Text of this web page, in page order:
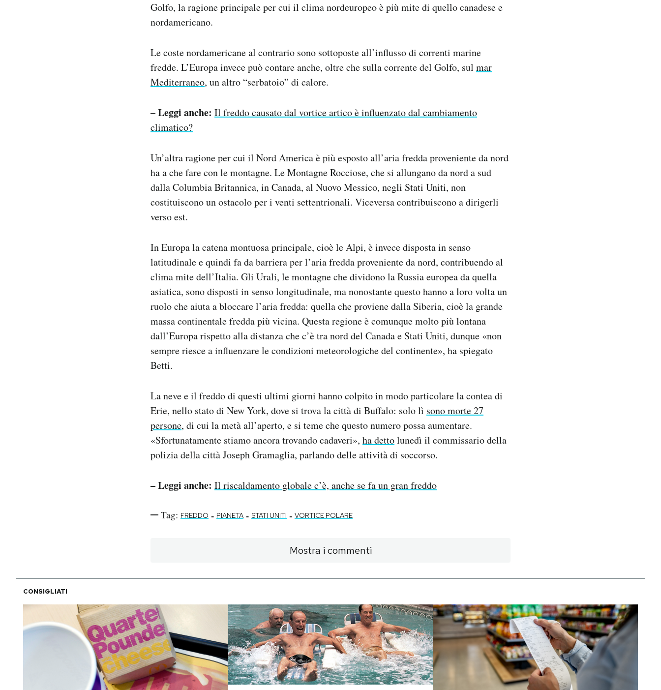
Golfo, la ragione principale per cui il clima nordeuropeo è più mite di quello canadese e
nordamericano.
Le coste nordamericane al contrario sono sottoposte all’influsso di correnti marine
fredde. L’Europa invece può contare anche, oltre che sulla corrente del Golfo, sul mar
Mediterraneo, un altro “serbatoio” di calore.
– Leggi anche: Il freddo causato dal vortice artico è influenzato dal cambiamento
climatico?
Un’altra ragione per cui il Nord America è più esposto all’aria fredda proveniente da nord
ha a che fare con le montagne. Le Montagne Rocciose, che si allungano da nord a sud
dalla Columbia Britannica, in Canada, al Nuovo Messico, negli Stati Uniti, non
costituiscono un ostacolo per i venti settentrionali. Viceversa contribuiscono a dirigerli
verso est.
In Europa la catena montuosa principale, cioè le Alpi, è invece disposta in senso
latitudinale e quindi fa da barriera per l’aria fredda proveniente da nord, contribuendo al
clima mite dell’Italia. Gli Urali, le montagne che dividono la Russia europea da quella
asiatica, sono disposti in senso longitudinale, ma nonostante questo hanno a loro volta un
ruolo che aiuta a bloccare l’aria fredda: quella che proviene dalla Siberia, cioè la grande
massa continentale fredda più vicina. Questa regione è comunque molto più lontana
dall’Europa rispetto alla distanza che c’è tra nord del Canada e Stati Uniti, dunque «non
sempre riesce a influenzare le condizioni meteorologiche del continente», ha spiegato
Betti.
La neve e il freddo di questi ultimi giorni hanno colpito in modo particolare la contea di
Erie, nello stato di New York, dove si trova la città di Buffalo: solo lì sono morte 27
persone, di cui la metà all’aperto, e si teme che questo numero possa aumentare.
«Sfortunatamente stiamo ancora trovando cadaveri», ha dettolunedì il commissario della
polizia della città Joseph Gramaglia, parlando delle attività di soccorso.
– Leggi anche: Il riscaldamento globale c’è, anche se fa un gran freddo
Tag: FREDDO - PIANETA - STATI UNITI - VORTICE POLARE
Mostra i commenti
CONSIGLIATI